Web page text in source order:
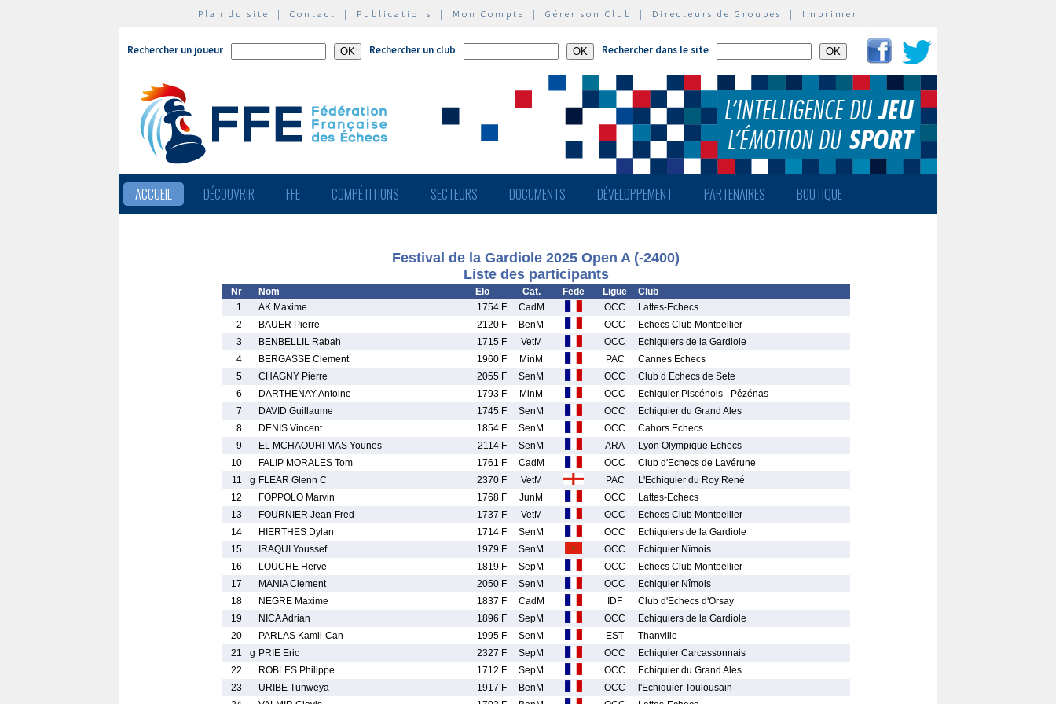
Plan du site | Contact | Publications | Mon Compte | Gérer son Club | Directeurs de Groupes | Imprimer
Rechercher un joueur Rechercher un club Rechercher dans le site
ACCUEIL DÉCOUVRIR FFE COMPÉTITIONS SECTEURS DOCUMENTS DÉVELOPPEMENT PARTENAIRES BOUTIQUE
Festival de la Gardiole 2025 Open A (-2400)
Liste des participants
Nr Nom Elo Cat. Fede Ligue
Club
1
AK Maxime 1754 F CadM OCC
Lattes-Echecs
2
BAUER Pierre 2120 F BenM OCC
Echecs Club Montpellier
3
BENBELLIL Rabah 1715 F VetM OCC
Echiquiers de la Gardiole
4
BERGASSE Clement 1960 F MinM PAC
Cannes Echecs
5
CHAGNY Pierre 2055 F SenM OCC
Club d Echecs de Sete
6
DARTHENAY Antoine 1793 F MinM OCC
Echiquier Piscénois - Pézénas
7
DAVID Guillaume 1745 F SenM OCC
Echiquier du Grand Ales
8
DENIS Vincent 1854 F SenM OCC
Cahors Echecs
9
EL MCHAOURI MAS Younes 2114 F SenM ARA
Lyon Olympique Echecs
10
FALIP MORALES Tom 1761 F CadM OCC
Club d'Echecs de Lavérune
11
g FLEAR Glenn C 2370 F VetM PAC
L'Echiquier du Roy René
12
FOPPOLO Marvin 1768 F JunM OCC
Lattes-Echecs
13
FOURNIER Jean-Fred 1737 F VetM OCC
Echecs Club Montpellier
14
HIERTHES Dylan 1714 F SenM OCC
Echiquiers de la Gardiole
15
IRAQUI Youssef 1979 F SenM OCC
Echiquier Nîmois
16
LOUCHE Herve 1819 F SepM OCC
Echecs Club Montpellier
17
MANIA Clement 2050 F SenM OCC
Echiquier Nîmois
18
NEGRE Maxime 1837 F CadM IDF
Club d'Echecs d'Orsay
19
NICA Adrian 1896 F SepM OCC
Echiquiers de la Gardiole
20
PARLAS Kamil-Can 1995 F SenM EST
Thanville
21
g PRIE Eric 2327 F SepM OCC
Echiquier Carcassonnais
22
ROBLES Philippe 1712 F SepM OCC
Echiquier du Grand Ales
23
URIBE Tunweya 1917 F BenM OCC
l'Echiquier Toulousain